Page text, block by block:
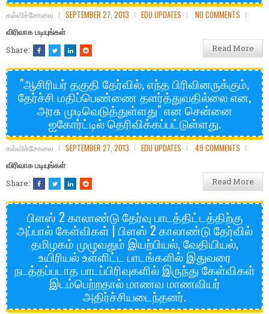
கல்விச்சோலை SEPTEMBER 27, 2013 EDU UPDATES NO COMMENTS
விரிவாக படியுங்கள்
Share:
Read More
"ஆசிரியர் தகுதி தேர்வில், எந்த பிரிவினருக்கும்,
தேர்ச்சி மதிப்பெண்ணை தளர்த்துவதில்லை என,
அரசு முடிவெடுத்துள்ளது" என சென்னை
ஐகோர்ட்டில் தெரிவிக்கப்பட்டுள்ளது.
கல்விச்சோலை SEPTEMBER 27, 2013 EDU UPDATES 49 COMMENTS
விரிவாக படியுங்கள்
Share:
Read More
பிளஸ் 2 காலாண்டு தேர்வு பாடத்திட்டத்திற்கு
அப்பால் கேள்விகள் | பிளஸ் 2 காலாண்டு தேர்வில்
தமிழகம் முழுவதும் இயற்பியல், வேதியியல்,
உயிரியல் உள்ளிட்ட பாடங்களில் இதுவரை
நடத்தப்படாத பாடப்பிரிவுகளில் இருந்து கேள்விகள்
இடம்பெற்றதால் மாணவ மாணவியர்
அதிர்ச்சியடைந்தனர்.